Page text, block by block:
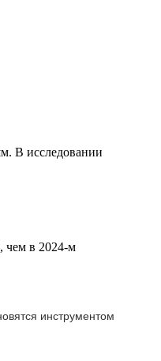
В исследовании
чем в 2024-м
инструментом